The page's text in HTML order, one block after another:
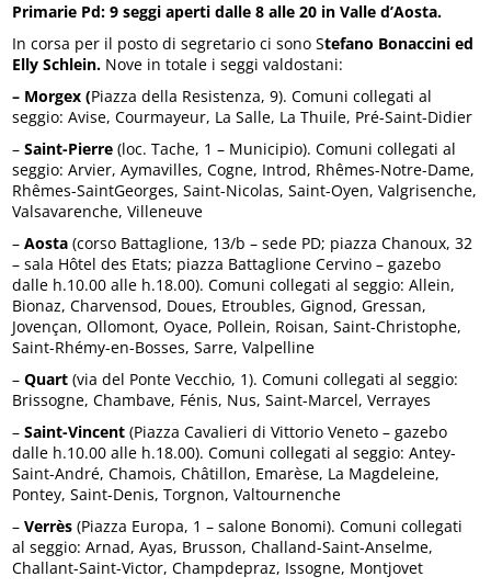
Primarie Pd: 9 seggi aperti dalle 8 alle 20 in Valle d’Aosta.
In corsa per il posto di segretario ci sono Stefano Bonaccini ed
Elly Schlein. Nove in totale i seggi valdostani:
– Morgex (Piazza della Resistenza, 9). Comuni collegati al
seggio: Avise, Courmayeur, La Salle, La Thuile, Pré-Saint-Didier
–Saint-Pierre (loc. Tache, 1 – Municipio). Comuni collegati al
seggio: Arvier, Aymavilles, Cogne, Introd, Rhêmes-Notre-Dame,
Rhêmes-SaintGeorges, Saint-Nicolas, Saint-Oyen, Valgrisenche,
Valsavarenche, Villeneuve
–Aosta (corso Battaglione, 13/b – sede PD; piazza Chanoux, 32
– sala Hôtel des Etats; piazza Battaglione Cervino – gazebo
dalle h.10.00 alle h.18.00). Comuni collegati al seggio: Allein,
Bionaz, Charvensod, Doues, Etroubles, Gignod, Gressan,
Jovençan, Ollomont, Oyace, Pollein, Roisan, Saint-Christophe,
Saint-Rhémy-en-Bosses, Sarre, Valpelline
– Quart (via del Ponte Vecchio, 1). Comuni collegati al seggio:
Brissogne, Chambave, Fénis, Nus, Saint-Marcel, Verrayes
–Saint-Vincent (Piazza Cavalieri di Vittorio Veneto – gazebo
dalle h.10.00 alle h.18.00). Comuni collegati al seggio: Antey-
Saint-André, Chamois, Châtillon, Emarèse, La Magdeleine,
Pontey, Saint-Denis, Torgnon, Valtournenche
–Verrès (Piazza Europa, 1 – salone Bonomi). Comuni collegati
al seggio: Arnad, Ayas, Brusson, Challand-Saint-Anselme,
Challant-Saint-Victor, Champdepraz, Issogne, Montjovet